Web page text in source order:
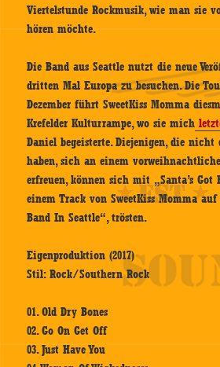
Viertelstunde Rockmusik, wie man sie
hören möchte.
Die Band aus Seattle nutzt die neue
dritten Mal Europa zu besuchen. Die
Dezember führt SweetKiss Momma
Krefelder Kulturrampe, wo sie mich
Daniel begeisterte. Diejenigen, die
haben, sich an einem
erfreuen, können sich mit „Santa’s Got
einem Track von SweetKiss Momma
Band In Seattle“, trösten.
Eigenproduktion (2017)
Stil: Rock/Southern Rock
01. Old Dry Bones
02. Go On Get Off
03. Just Have You